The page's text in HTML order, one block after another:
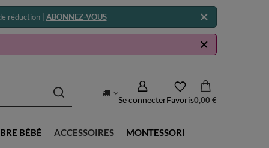
réduction | ABONNEZ-VOUS
Se connecterFavoris0,00 €
BÉBÉ ACCESSOIRES MONTESSORI